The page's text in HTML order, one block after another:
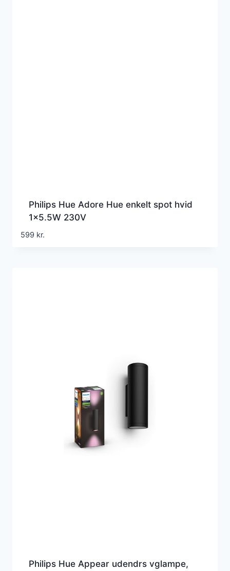
Philips Hue Adore Hue enkelt spot hvid
1×5.5W 230V
599 kr.
Philips Hue Appear udendrs vglampe,